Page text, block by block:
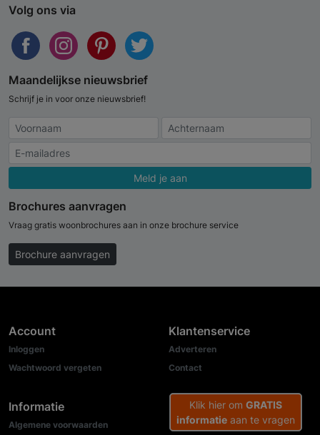
Volg ons via
Maandelijkse nieuwsbrief
Schrijf je in voor onze nieuwsbrief!
Meld je aan
Brochures aanvragen
Vraag gratis woonbrochures aan in onze brochure service
Brochure aanvragen
Account
Inloggen
Wachtwoord vergeten
Informatie
Algemene voorwaarden
Klantenservice
Adverteren
Contact
Klik hier om GRATIS
informatie aan te vragen